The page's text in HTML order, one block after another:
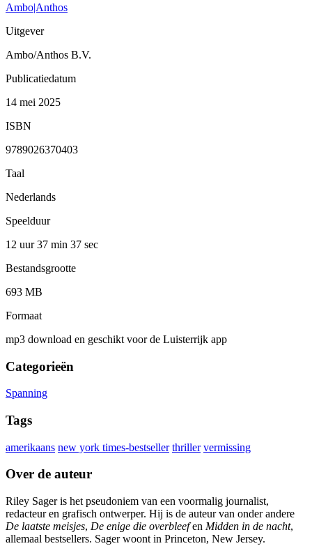
Ambo|Anthos
Uitgever
Ambo/Anthos B.V.
Publicatiedatum
14 mei 2025
ISBN
9789026370403
Taal
Nederlands
Speelduur
12 uur 37 min 37 sec
Bestandsgrootte
693 MB
Formaat
mp3 download en geschikt voor de Luisterrijk app
Categorieën
Spanning
Tags
amerikaans new york times-bestseller thriller vermissing
Over de auteur
Riley Sager is het pseudoniem van een voormalig journalist,
redacteur en grafisch ontwerper. Hij is de auteur van onder andere
De laatste meisjes, De enige die overbleefen Midden in de nacht,
allemaal bestsellers. Sager woont in Princeton, New Jersey.